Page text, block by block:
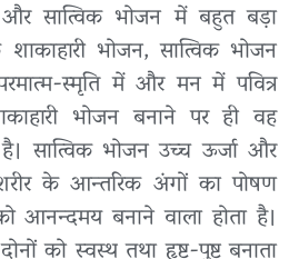
और सात्विक भोजन में बहुत बड़ा
भोजन, सात्विक भोजन
स्मृति में और मन में पवित्र
भोजन बनाने पर ही वह
सात्विक भोजन उच्च ऊर्जा और
के आन्तरिक अंगों का पोषण
आनन्दमय बनाने वाला होता है।